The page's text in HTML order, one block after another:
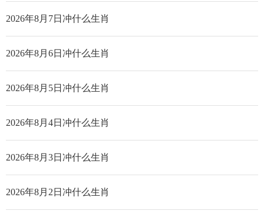
2026年8月7日冲什么生肖
2026年8月6日冲什么生肖
2026年8月5日冲什么生肖
2026年8月4日冲什么生肖
2026年8月3日冲什么生肖
2026年8月2日冲什么生肖